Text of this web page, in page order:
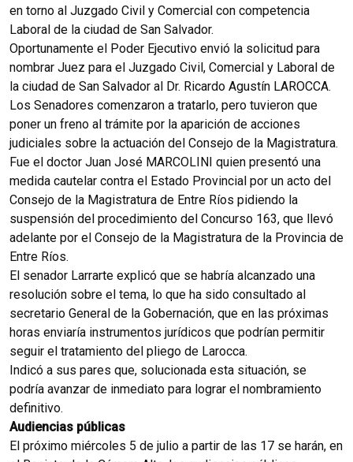
en torno al Juzgado Civil y Comercial con competencia
Laboral de la ciudad de San Salvador.
Oportunamente el Poder Ejecutivo envió la solicitud para
nombrar Juez para el Juzgado Civil, Comercial y Laboral de
la ciudad de San Salvador al Dr. Ricardo Agustín LAROCCA.
Los Senadores comenzaron a tratarlo, pero tuvieron que
poner un freno al trámite por la aparición de acciones
judiciales sobre la actuación del Consejo de la Magistratura.
Fue el doctor Juan José MARCOLINI quien presentó una
medida cautelar contra el Estado Provincial por un acto del
Consejo de la Magistratura de Entre Ríos pidiendo la
suspensión del procedimiento del Concurso 163, que llevó
adelante por el Consejo de la Magistratura de la Provincia de
Entre Ríos.
El senador Larrarte explicó que se habría alcanzado una
resolución sobre el tema, lo que ha sido consultado al
secretario General de la Gobernación, que en las próximas
horas enviaría instrumentos jurídicos que podrían permitir
seguir el tratamiento del pliego de Larocca.
Indicó a sus pares que, solucionada esta situación, se
podría avanzar de inmediato para lograr el nombramiento
definitivo.
Audiencias públicas
El próximo miércoles 5 de julio a partir de las 17 se harán, en